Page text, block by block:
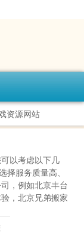
资源网站
以考虑以下几
择服务质量高、
，例如北京丰台
，北京兄弟搬家